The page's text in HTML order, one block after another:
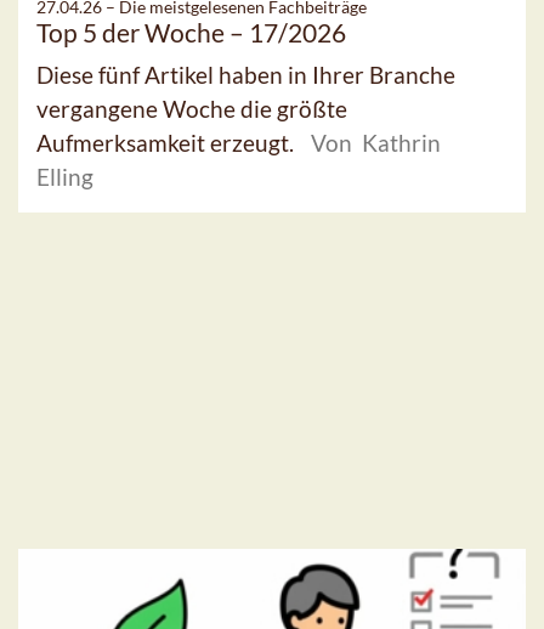
27.04.26 – Die meistgelesenen Fachbeiträge
Top 5 der Woche – 17/2026
Diese fünf Artikel haben in Ihrer Branche
vergangene Woche die größte
Aufmerksamkeit erzeugt.
Von Kathrin
Elling